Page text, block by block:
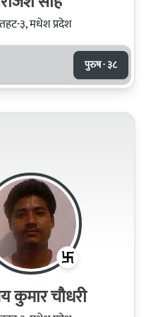
३, मधेश प्रदेश
पुरुष · ३८
कुमार चौधरी